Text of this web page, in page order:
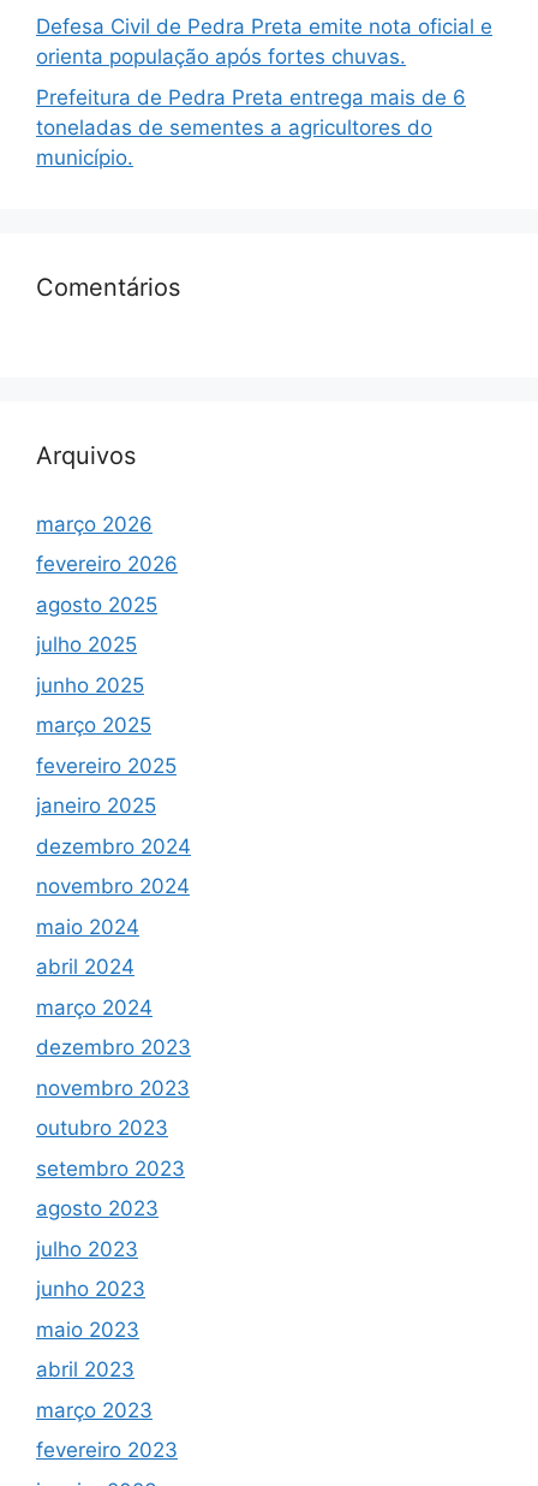
Defesa Civil de Pedra Preta emite nota oficial e
orienta população após fortes chuvas.
Prefeitura de Pedra Preta entrega mais de 6
toneladas de sementes a agricultores do
município.
Comentários
Arquivos
março 2026
fevereiro 2026
agosto 2025
julho 2025
junho 2025
março 2025
fevereiro 2025
janeiro 2025
dezembro 2024
novembro 2024
maio 2024
abril 2024
março 2024
dezembro 2023
novembro 2023
outubro 2023
setembro 2023
agosto 2023
julho 2023
junho 2023
maio 2023
abril 2023
março 2023
fevereiro 2023